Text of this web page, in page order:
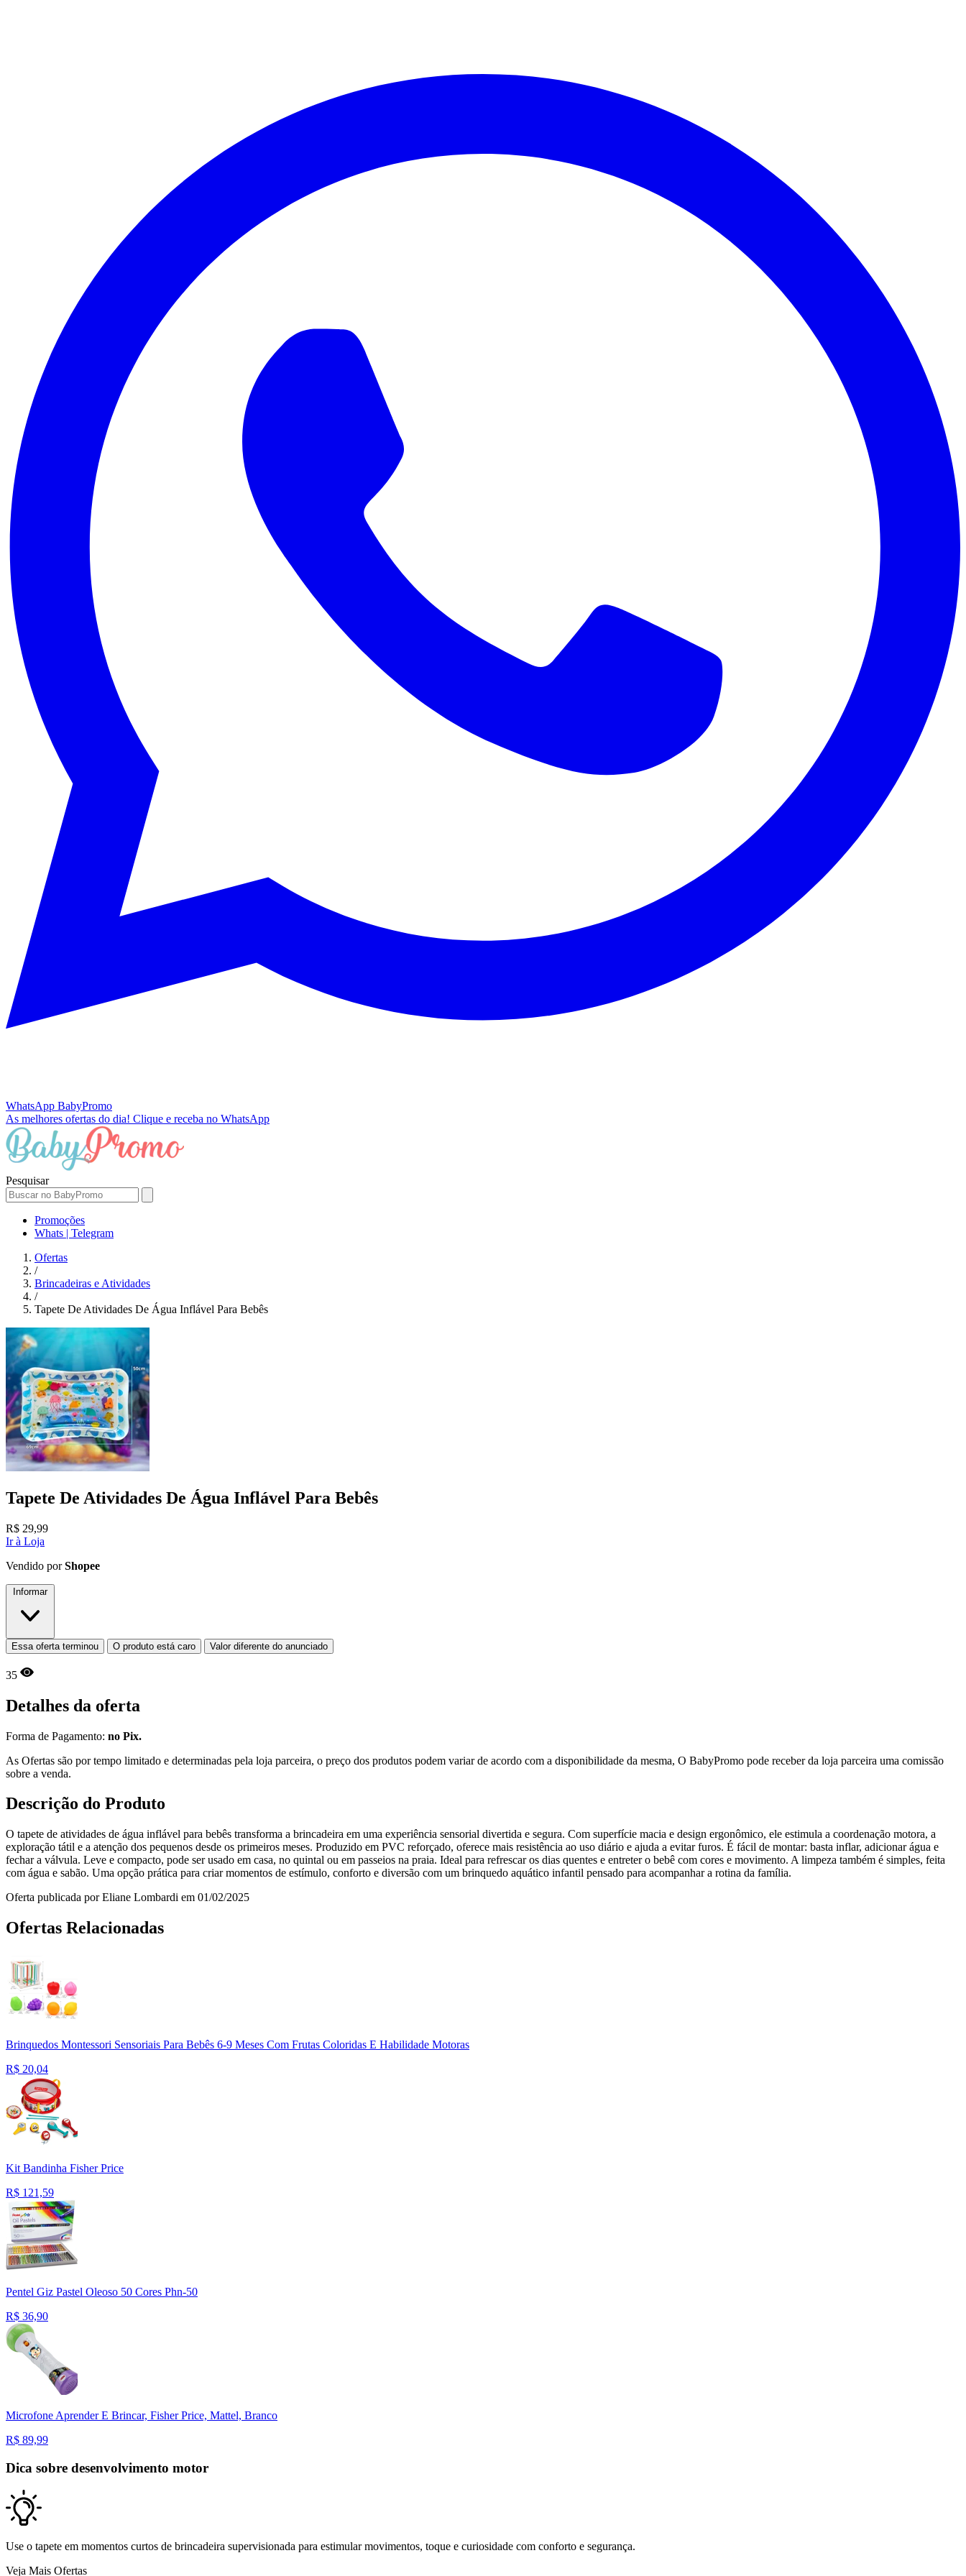
WhatsApp BabyPromo
As melhores ofertas do dia! Clique e receba no WhatsApp
Pesquisar
Promoções
Whats | Telegram
Ofertas
/
Brincadeiras e Atividades
/
Tapete De Atividades De Água Inflável Para Bebês
Tapete De Atividades De Água Inflável Para Bebês
R$ 29,99
Ir à Loja
Vendido porShopee
Informar
Essa oferta terminou O produto está caro Valor diferente do anunciado
35
Detalhes da oferta
Forma de Pagamento: no Pix.
As Ofertas são por tempo limitado e determinadas pela loja parceira, o preço dos produtos podem variar de acordo com a disponibilidade da mesma, O BabyPromo pode receber da loja parceira uma comissão
sobre a venda.
Descrição do Produto
O tapete de atividades de água inflável para bebês transforma a brincadeira em uma experiência sensorial divertida e segura. Com superfície macia e design ergonômico, ele estimula a coordenação motora, a
exploração tátil e a atenção dos pequenos desde os primeiros meses. Produzido em PVC reforçado, oferece mais resistência ao uso diário e ajuda a evitar furos. É fácil de montar: basta inflar, adicionar água e
fechar a válvula. Leve e compacto, pode ser usado em casa, no quintal ou em passeios na praia. Ideal para refrescar os dias quentes e entreter o bebê com cores e movimento. A limpeza também é simples, feita
com água e sabão. Uma opção prática para criar momentos de estímulo, conforto e diversão com um brinquedo aquático infantil pensado para acompanhar a rotina da família.
Oferta publicada por Eliane Lombardi em 01/02/2025
Ofertas Relacionadas
Brinquedos Montessori Sensoriais Para Bebês 6-9 Meses Com Frutas Coloridas E Habilidade Motoras
R$ 20,04
Kit Bandinha Fisher Price
R$ 121,59
Pentel Giz Pastel Oleoso 50 Cores Phn-50
R$ 36,90
Microfone Aprender E Brincar, Fisher Price, Mattel, Branco
R$ 89,99
Dica sobre desenvolvimento motor
Use o tapete em momentos curtos de brincadeira supervisionada para estimular movimentos, toque e curiosidade com conforto e segurança.
Veja Mais Ofertas